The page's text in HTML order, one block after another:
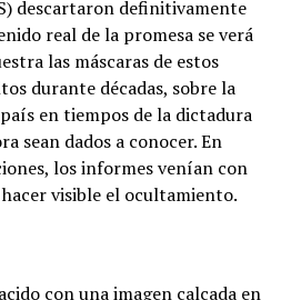
descartaron definitivamente
real de la promesa se verá
las máscaras de estos
durante décadas, sobre la
en tiempos de la dictadura
sean dados a conocer. En
los informes venían con
visible el ocultamiento.
con una imagen calcada en